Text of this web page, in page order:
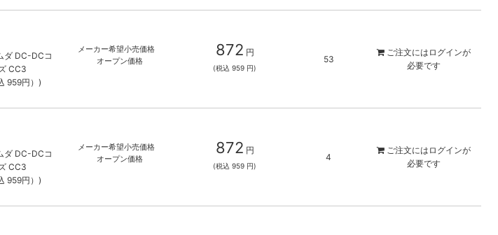
ダ DC-DCコ
CC3
959円）)
メーカー希望小売価格
オープン価格
872 円
(税込 959 円)
53
ご注文には ログインが
必要です
ダ DC-DCコ
CC3
959円）)
メーカー希望小売価格
オープン価格
872 円
(税込 959 円)
4
ご注文には ログインが
必要です